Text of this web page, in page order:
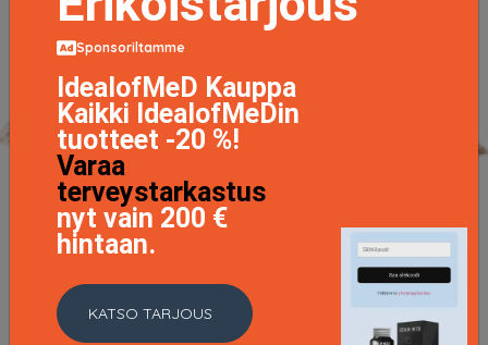
Sponsoriltamme
IdealofMeD Kauppa
Kaikki IdealofMeDin
tuotteet -20 %!
Varaa
terveystarkastus
nyt vain 200 €
hintaan.
KATSO TARJOUS